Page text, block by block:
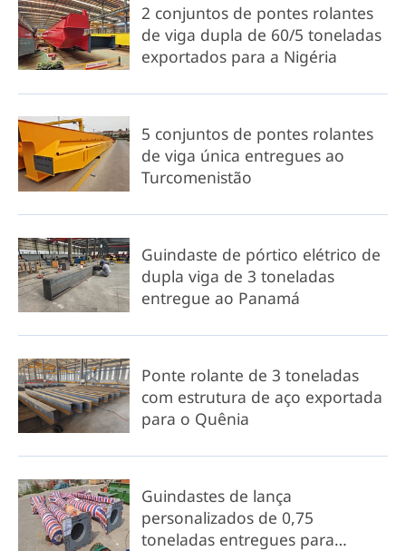
2 conjuntos de pontes rolantes
de viga dupla de 60/5 toneladas
exportados para a Nigéria
5 conjuntos de pontes rolantes
de viga única entregues ao
Turcomenistão
Guindaste de pórtico elétrico de
dupla viga de 3 toneladas
entregue ao Panamá
Ponte rolante de 3 toneladas
com estrutura de aço exportada
para o Quênia
Guindastes de lança
personalizados de 0,75
toneladas entregues para